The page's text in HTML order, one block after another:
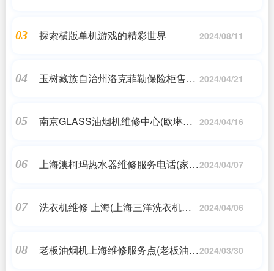
03 探索横版单机游戏的精彩世界 2024/08/11
04
玉树藏族自治州洛克菲勒保险柜售后 2024/04/21
05
南京GLASS油烟机维修中心(欧琳油
2024/04/16
06
上海澳柯玛热水器维修服务电话(家里2024/04/07
07
洗衣机维修 上海(上海三洋洗衣机维
2024/04/06
08
老板油烟机上海维修服务点(老板油烟2024/03/30